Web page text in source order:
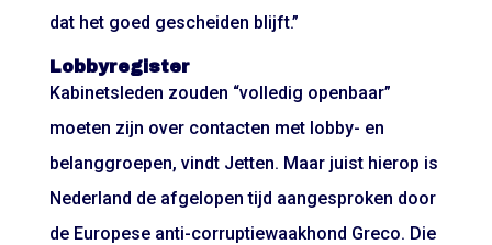
dat het goed gescheiden blijft.”
Lobbyregister
Kabinetsleden zouden “volledig openbaar”
moeten zijn over contacten met lobby- en
belanggroepen, vindt Jetten. Maar juist hierop is
Nederland de afgelopen tijd aangesproken door
de Europese anti-corruptiewaakhond Greco. Die